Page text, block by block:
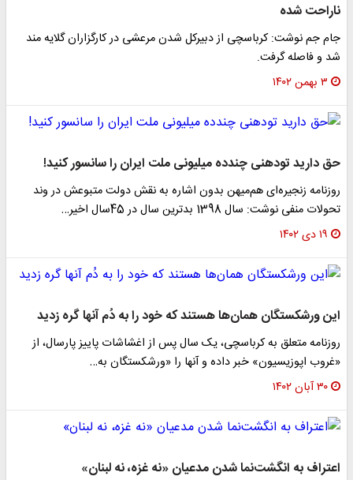
ناراحت شده
جام جم نوشت: کرباسچی از دبیرکل شدن مرعشی در کارگزاران گلایه مند
شد و فاصله گرفت.
۳ بهمن ۱۴۰۲
حق دارید تودهنی چندده میلیونی ملت ایران را سانسور کنید!
روزنامه زنجیره‌ای هم‌میهن بدون اشاره به نقش دولت متبوعش در وند
تحولات منفی نوشت: سال 1398 بدترین سال در 45سال اخیر…
۱۹ دی ۱۴۰۲
این ورشکستگان همان‌ها هستند که خود را به دُم آنها گره زدید
روزنامه متعلق به کرباسچی، یک سال پس از اغشاشات پاییز پارسال، از
«غروب اپوزیسیون» خبر داده و آنها را «ورشکستگان به…
۳۰ آبان ۱۴۰۲
اعتراف به انگشت‌نما شدن مدعیان «نه غزه، نه لبنان»